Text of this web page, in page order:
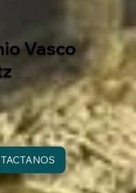
Vasco